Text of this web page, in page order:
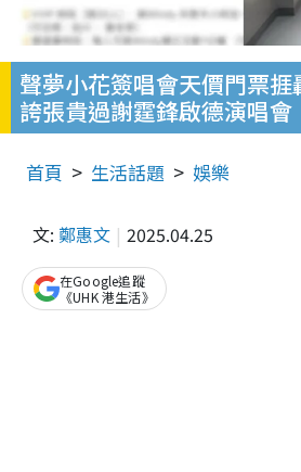
聲夢小花簽唱會天價門票
誇張貴過謝霆鋒啟德演唱會
首頁 生活話題 娛樂
文: 鄭惠文 2025.04.25
在Google追蹤
《UHK 港生活》